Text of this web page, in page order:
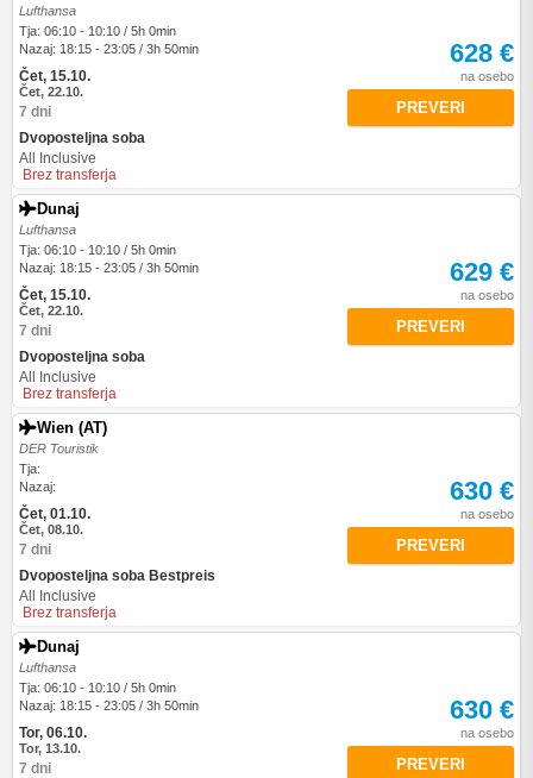
Lufthansa
Tja: 06:10 - 10:10 / 5h 0min
Nazaj: 18:15 - 23:05 / 3h 50min
Čet, 15.10.
Čet, 22.10.
7 dni
Dvoposteljna soba
All Inclusive
Brez transferja
628 €
na osebo
PREVERI
Dunaj
Lufthansa
Tja: 06:10 - 10:10 / 5h 0min
Nazaj: 18:15 - 23:05 / 3h 50min
Čet, 15.10.
Čet, 22.10.
7 dni
Dvoposteljna soba
All Inclusive
Brez transferja
629 €
na osebo
PREVERI
Wien (AT)
DER Touristik
Tja:
Nazaj:
Čet, 01.10.
Čet, 08.10.
7 dni
Dvoposteljna soba Bestpreis
All Inclusive
Brez transferja
630 €
na osebo
PREVERI
Dunaj
Lufthansa
Tja: 06:10 - 10:10 / 5h 0min
Nazaj: 18:15 - 23:05 / 3h 50min
Tor, 06.10.
Tor, 13.10.
7 dni
630 €
na osebo
PREVERI